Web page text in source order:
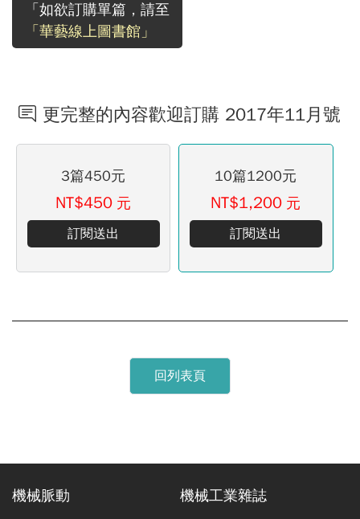
「如欲訂購單篇，請至
「華藝線上圖書館」
更完整的內容歡迎訂購 2017年11月號
3篇450元
NT$450 元
訂閱送出
10篇1200元
NT$1,200 元
訂閱送出
回列表頁
機械脈動 機械工業雜誌